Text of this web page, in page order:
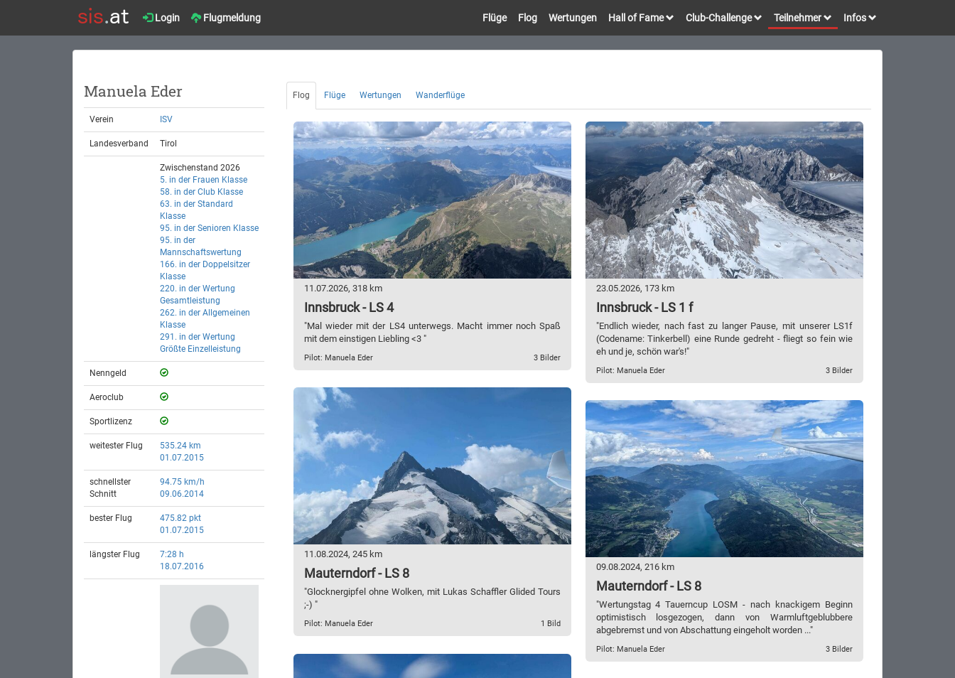
Login Flugmeldung Flüge Flog Wertungen Hall of Fame Club-Challenge Teilnehmer Infos
Manuela Eder
Verein ISV
Landesverband Tirol
Zwischenstand 2026
5. in der Frauen Klasse
58. in der Club Klasse
63. in der Standard
Klasse
95. in der Senioren Klasse
95. in der
Mannschaftswertung
166. in der Doppelsitzer
Klasse
220. in der Wertung
Gesamtleistung
262. in der Allgemeinen
Klasse
291. in der Wertung
Größte Einzelleistung
Nenngeld
Aeroclub
Sportlizenz
weitester Flug
535.24 km
01.07.2015
schnellster
Schnitt
94.75 km/h
09.06.2014
bester Flug
475.82 pkt
01.07.2015
längster Flug
7:28 h
18.07.2016
Flog Flüge Wertungen Wanderflüge
11.07.2026, 318 km
Innsbruck - LS 4
"Mal wieder mit der LS4 unterwegs. Macht immer noch Spaß
mit dem einstigen Liebling <3 "
Pilot: Manuela Eder 3 Bilder
23.05.2026, 173 km
Innsbruck - LS 1 f
"Endlich wieder, nach fast zu langer Pause, mit unserer LS1f
(Codename: Tinkerbell) eine Runde gedreht - fliegt so fein wie
eh und je, schön war's!"
Pilot: Manuela Eder 3 Bilder
11.08.2024, 245 km
Mauterndorf - LS 8
"Glocknergipfel ohne Wolken, mit Lukas Schaffler Glided Tours
;-) "
Pilot: Manuela Eder 1 Bild
09.08.2024, 216 km
Mauterndorf - LS 8
"Wertungstag 4 Tauerncup LOSM - nach knackigem Beginn
optimistisch losgezogen, dann von Warmluftgeblubbere
abgebremst und von Abschattung eingeholt worden ..."
Pilot: Manuela Eder 3 Bilder